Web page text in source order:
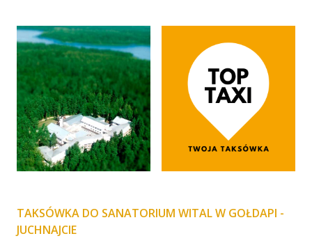
TAKSÓWKA DO SANATORIUM WITAL W GOŁDAPI -
JUCHNAJCIE